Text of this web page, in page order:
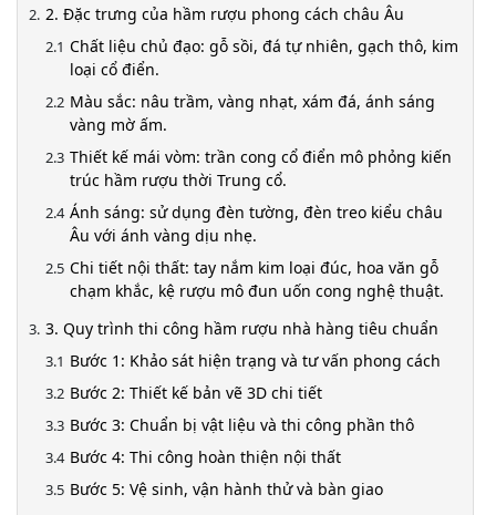
2. Đặc trưng của hầm rượu phong cách châu Âu
Chất liệu chủ đạo: gỗ sồi, đá tự nhiên, gạch thô, kim
loại cổ điển.
Màu sắc: nâu trầm, vàng nhạt, xám đá, ánh sáng
vàng mờ ấm.
Thiết kế mái vòm: trần cong cổ điển mô phỏng kiến
trúc hầm rượu thời Trung cổ.
Ánh sáng: sử dụng đèn tường, đèn treo kiểu châu
Âu với ánh vàng dịu nhẹ.
Chi tiết nội thất: tay nắm kim loại đúc, hoa văn gỗ
chạm khắc, kệ rượu mô đun uốn cong nghệ thuật.
3. Quy trình thi công hầm rượu nhà hàng tiêu chuẩn
Bước 1: Khảo sát hiện trạng và tư vấn phong cách
Bước 2: Thiết kế bản vẽ 3D chi tiết
Bước 3: Chuẩn bị vật liệu và thi công phần thô
Bước 4: Thi công hoàn thiện nội thất
Bước 5: Vệ sinh, vận hành thử và bàn giao